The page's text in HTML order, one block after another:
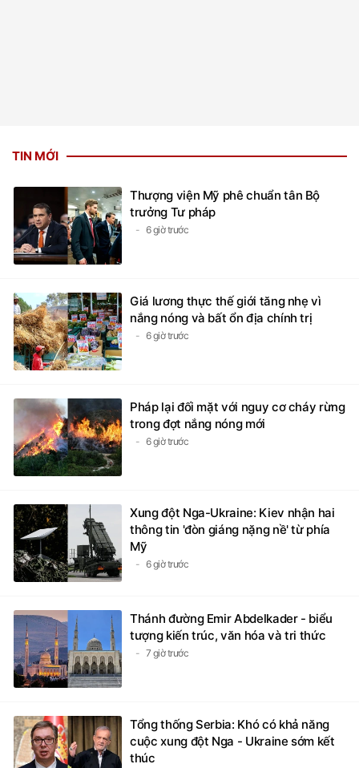
TIN MỚI
Thượng viện Mỹ phê chuẩn tân Bộ
trưởng Tư pháp
6 giờ trước
Giá lương thực thế giới tăng nhẹ vì
nắng nóng và bất ổn địa chính trị
6 giờ trước
Pháp lại đối mặt với nguy cơ cháy rừng
trong đợt nắng nóng mới
6 giờ trước
Xung đột Nga-Ukraine: Kiev nhận hai
thông tin 'đòn giáng nặng nề' từ phía
Mỹ
6 giờ trước
Thánh đường Emir Abdelkader - biểu
tượng kiến trúc, văn hóa và tri thức
7 giờ trước
Tổng thống Serbia: Khó có khả năng
cuộc xung đột Nga - Ukraine sớm kết
thúc